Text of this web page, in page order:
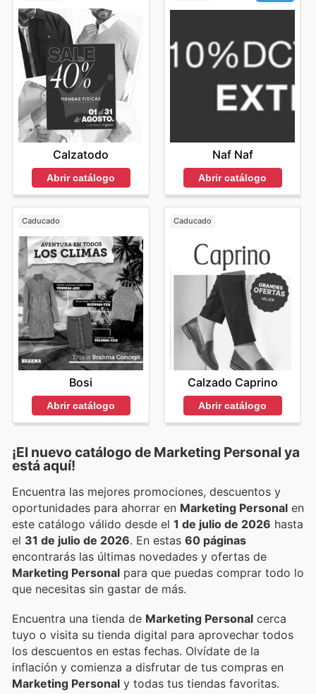
Calzatodo
Abrir catálogo
Naf Naf
Abrir catálogo
Caducado
Bosi
Abrir catálogo
Caducado
Calzado Caprino
Abrir catálogo
¡El nuevo catálogo de Marketing Personal ya
está aquí!
Encuentra las mejores promociones, descuentos y
oportunidades para ahorrar en Marketing Personal en
este catálogo válido desde el 1 de julio de 2026 hasta
el 31 de julio de 2026 . En estas 60 páginas
encontrarás las últimas novedades y ofertas de
Marketing Personal para que puedas comprar todo lo
que necesitas sin gastar de más.
Encuentra una tienda de Marketing Personal cerca
tuyo o visita su tienda digital para aprovechar todos
los descuentos en estas fechas. Olvídate de la
inflación y comienza a disfrutar de tus compras en
Marketing Personal y todas tus tiendas favoritas.